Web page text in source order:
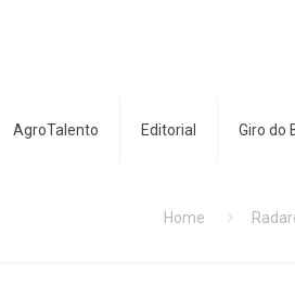
AgroTalento Editorial Giro do
Home